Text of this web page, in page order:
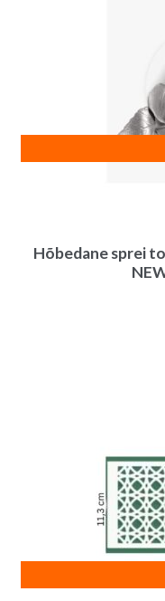
Hõbedane sprei